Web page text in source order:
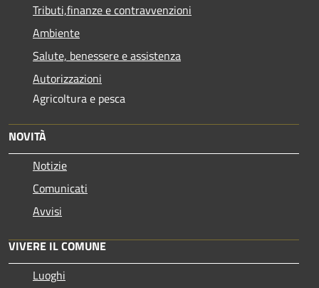
Tributi,finanze e contravvenzioni
Ambiente
Salute, benessere e assistenza
Autorizzazioni
Agricoltura e pesca
NOVITÀ
Notizie
Comunicati
Avvisi
VIVERE IL COMUNE
Luoghi